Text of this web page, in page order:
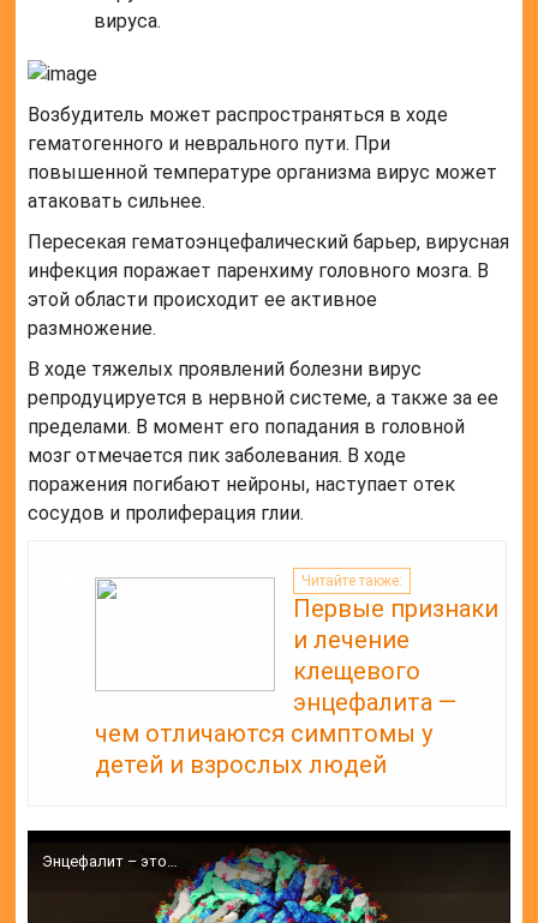
вируса.
Возбудитель может распространяться в ходе
гематогенного и неврального пути. При
повышенной температуре организма вирус может
атаковать сильнее.
Пересекая гематоэнцефалический барьер, вирусная
инфекция поражает паренхиму головного мозга. В
этой области происходит ее активное
размножение.
В ходе тяжелых проявлений болезни вирус
репродуцируется в нервной системе, а также за ее
пределами. В момент его попадания в головной
мозг отмечается пик заболевания. В ходе
поражения погибают нейроны, наступает отек
сосудов и пролиферация глии.
Читайте также:
Первые признаки
и лечение
клещевого
энцефалита —
чем отличаются симптомы у
детей и взрослых людей
Энцефалит – это…